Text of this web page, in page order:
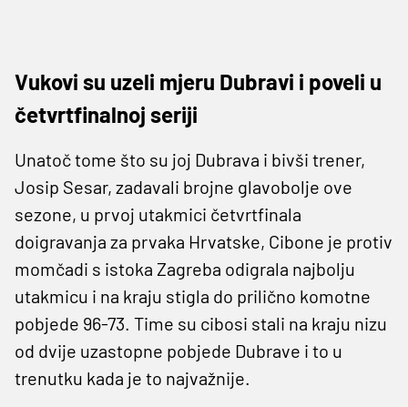
Vukovi su uzeli mjeru Dubravi i poveli u
četvrtfinalnoj seriji
Unatoč tome što su joj Dubrava i bivši trener,
Josip Sesar, zadavali brojne glavobolje ove
sezone, u prvoj utakmici četvrtfinala
doigravanja za prvaka Hrvatske, Cibone je protiv
momčadi s istoka Zagreba odigrala najbolju
utakmicu i na kraju stigla do prilično komotne
pobjede 96-73. Time su cibosi stali na kraju nizu
od dvije uzastopne pobjede Dubrave i to u
trenutku kada je to najvažnije.